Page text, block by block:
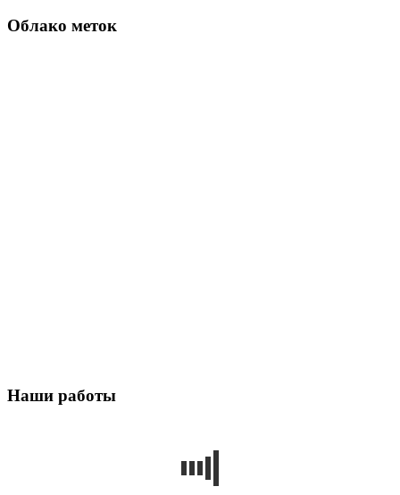
Облако меток
Наши работы